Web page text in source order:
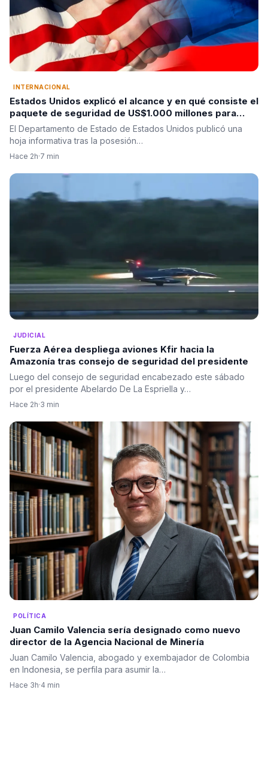
INTERNACIONAL
Estados Unidos explicó el alcance y en qué consiste el
paquete de seguridad de US$1.000 millones para
Colombia tras la posesión de Abelardo De La Espriella
El Departamento de Estado de Estados Unidos publicó una
hoja informativa tras la posesión…
Hace 2h·7 min
JUDICIAL
Fuerza Aérea despliega aviones Kfir hacia la
Amazonía tras consejo de seguridad del presidente
Luego del consejo de seguridad encabezado este sábado
por el presidente Abelardo De La Espriella y…
Hace 2h·3 min
POLÍTICA
Juan Camilo Valencia sería designado como nuevo
director de la Agencia Nacional de Minería
Juan Camilo Valencia, abogado y exembajador de Colombia
en Indonesia, se perfila para asumir la…
Hace 3h·4 min